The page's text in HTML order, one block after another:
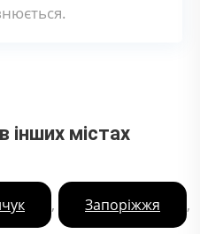
інших містах
, Запоріжжя ,